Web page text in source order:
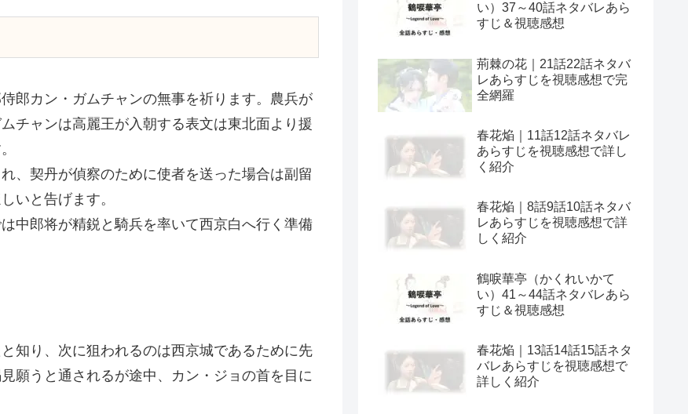
郎カン・ガムチャンの無事を祈ります。農兵が
チャンは高麗王が入朝する表文は東北面より援
、契丹が偵察のために使者を送った場合は副留
いと告げます。
中郎将が精鋭と騎兵を率いて西京白へ行く準備
知り、次に狙われるのは西京城であるために先
願うと通されるが途中、カン・ジョの首を目に
い）37～40話ネタバレあら
すじ＆視聴感想
荊棘の花｜21話22話ネタバ
レあらすじを視聴感想で完
全網羅
春花焔｜11話12話ネタバレ
あらすじを視聴感想で詳し
く紹介
春花焔｜8話9話10話ネタバ
レあらすじを視聴感想で詳
しく紹介
鶴唳華亭（かくれいかて
い）41～44話ネタバレあら
すじ＆視聴感想
春花焔｜13話14話15話ネタ
バレあらすじを視聴感想で
詳しく紹介